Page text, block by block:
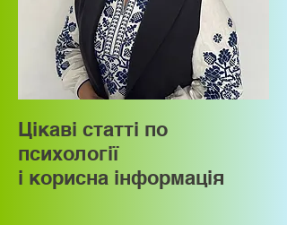
Цікаві статті по
психології
і корисна інформація